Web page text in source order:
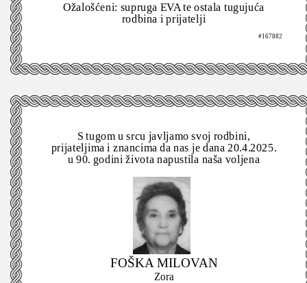
Ožalošćeni: supruga EVA te ostala tugujuća
rodbina i prijatelji
#167882
S tugom u srcu javljamo svoj rodbini,
prijateljima i znancima da nas je dana 20.4.2025.
u 90. godini života napustila naša voljena
FOŠKA MILOVAN
Zora